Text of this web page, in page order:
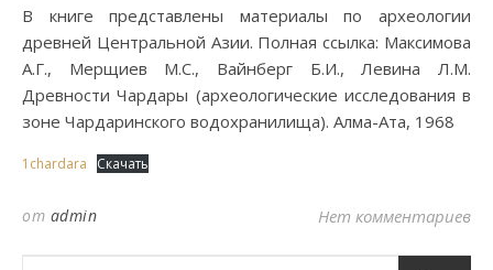
В книге представлены материалы по археологии
древней Центральной Азии. Полная ссылка: Максимова
А.Г., Мерщиев М.С., Вайнберг Б.И., Левина Л.М.
Древности Чардары (археологические исследования в
зоне Чардаринского водохранилища). Алма-Ата, 1968
1chardara Скачать
от admin Нет комментариев